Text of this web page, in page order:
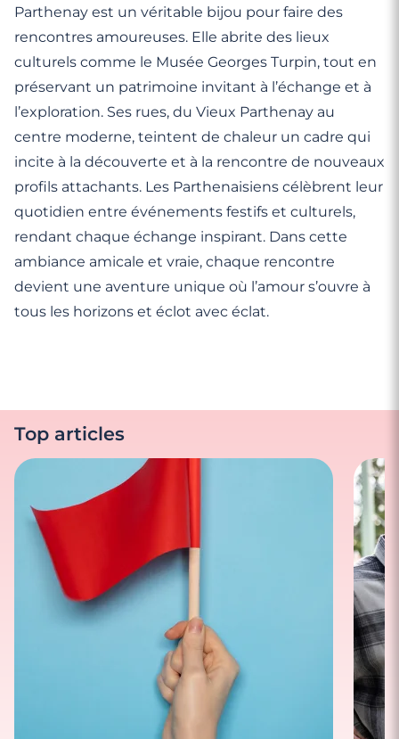
Parthenay est un véritable bijou pour faire des
rencontres amoureuses. Elle abrite des lieux
culturels comme le Musée Georges Turpin, tout en
préservant un patrimoine invitant à l’échange et à
l’exploration. Ses rues, du Vieux Parthenay au
centre moderne, teintent de chaleur un cadre qui
incite à la découverte et à la rencontre de nouveaux
profils attachants. Les Parthenaisiens célèbrent leur
quotidien entre événements festifs et culturels,
rendant chaque échange inspirant. Dans cette
ambiance amicale et vraie, chaque rencontre
devient une aventure unique où l’amour s’ouvre à
tous les horizons et éclot avec éclat.
Top articles